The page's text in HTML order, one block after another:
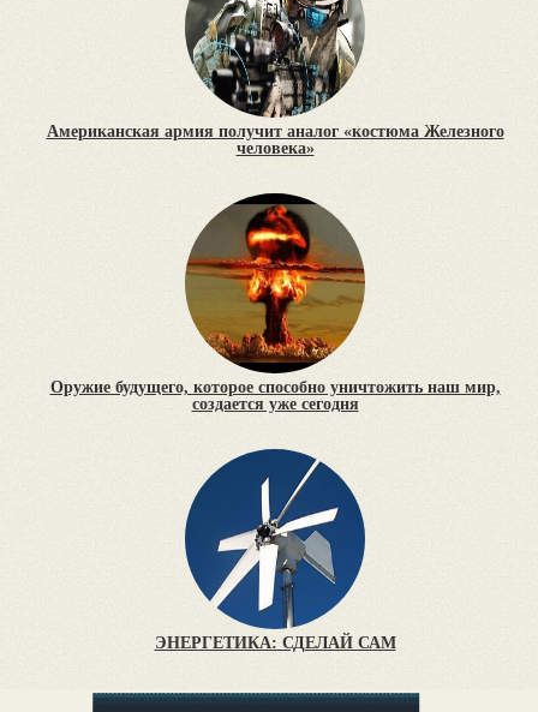
Американская армия получит аналог «костюма Железного
человека»
Оружие будущего, которое способно уничтожить наш мир,
создается уже сегодня
ЭНЕРГЕТИКА: СДЕЛАЙ САМ